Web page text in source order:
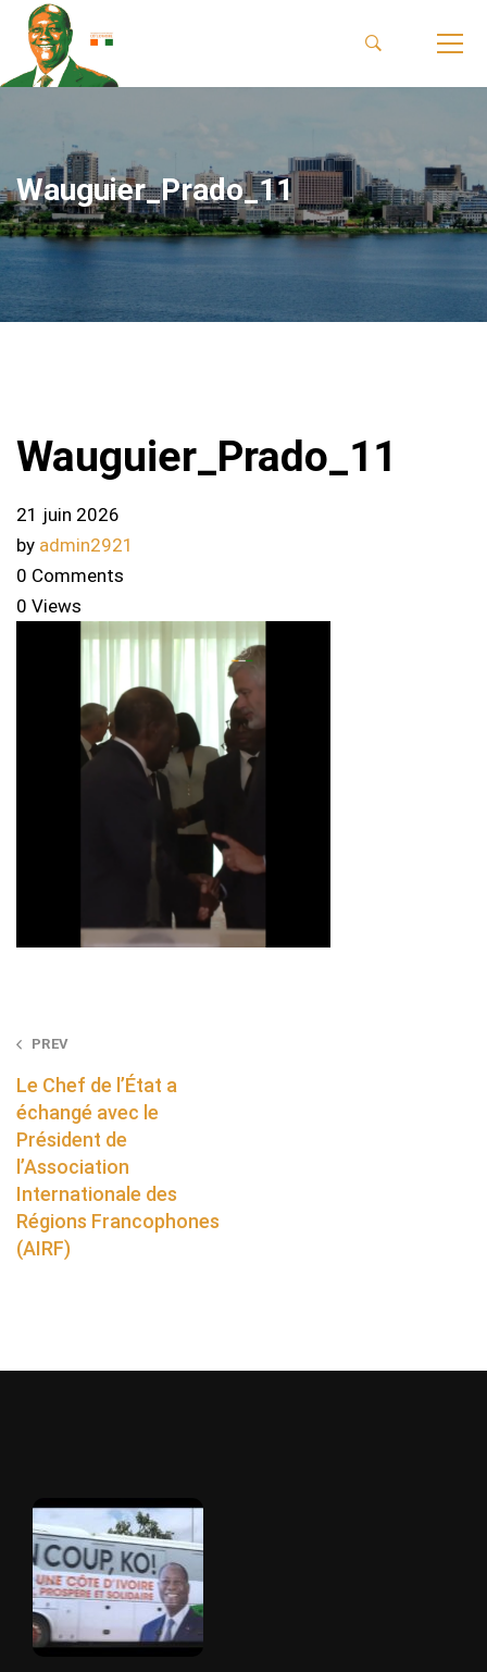
Wauguier_Prado_11
Wauguier_Prado_11
21 juin 2026
by admin2921
0 Comments
0 Views
Post
navigation
PREV
Le Chef de l’État a
échangé avec le
Président de
l’Association
Internationale des
Régions Francophones
(AIRF)